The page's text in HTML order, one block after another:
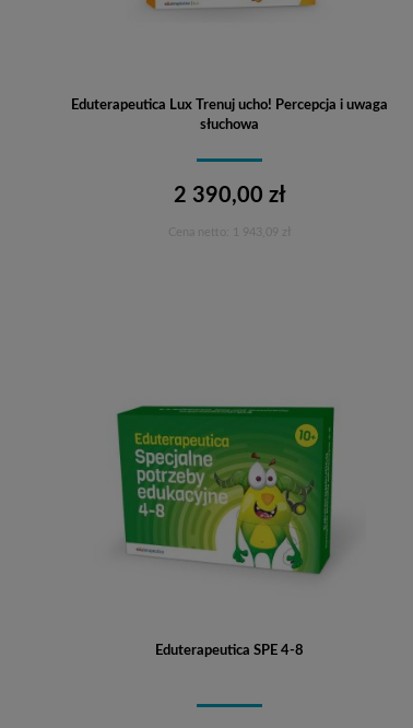
Eduterapeutica Lux Trenuj ucho! Percepcja i uwaga
słuchowa
2 390,00 zł
1 943,09 zł
Eduterapeutica SPE 4-8